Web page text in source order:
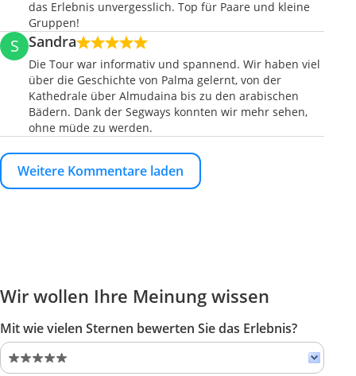
das Erlebnis unvergesslich. Top für Paare und kleine
Gruppen!
S Sandra
Die Tour war informativ und spannend. Wir haben viel
über die Geschichte von Palma gelernt, von der
Kathedrale über Almudaina bis zu den arabischen
Bädern. Dank der Segways konnten wir mehr sehen,
ohne müde zu werden.
Weitere Kommentare laden
Wir wollen Ihre Meinung wissen
Mit wie vielen Sternen bewerten Sie das Erlebnis?